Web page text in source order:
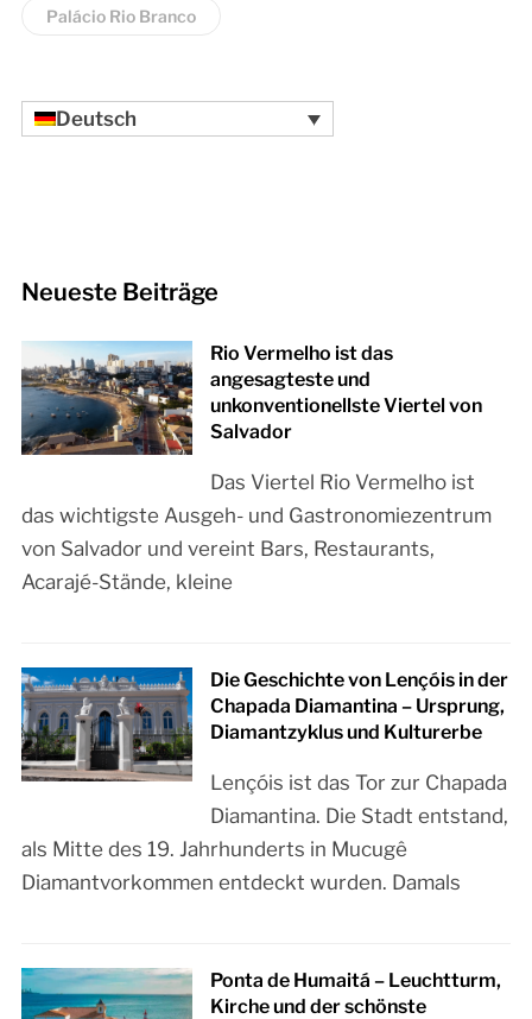
Palácio Rio Branco
Deutsch
Neueste Beiträge
Rio Vermelho ist das
angesagteste und
unkonventionellste Viertel von
Salvador
Das Viertel Rio Vermelho ist
das wichtigste Ausgeh- und Gastronomiezentrum
von Salvador und vereint Bars, Restaurants,
Acarajé-Stände, kleine
Die Geschichte von Lençóis in der
Chapada Diamantina – Ursprung,
Diamantzyklus und Kulturerbe
Lençóis ist das Tor zur Chapada
Diamantina. Die Stadt entstand,
als Mitte des 19. Jahrhunderts in Mucugê
Diamantvorkommen entdeckt wurden. Damals
Ponta de Humaitá – Leuchtturm,
Kirche und der schönste